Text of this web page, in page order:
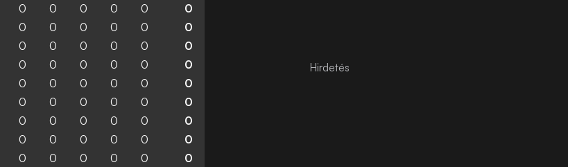
0 0 0 0 0 0
0 0 0 0 0 0
0 0 0 0 0 0
0 0 0 0 0 0
0 0 0 0 0 0
0 0 0 0 0 0
0 0 0 0 0 0
0 0 0 0 0 0
0 0 0 0 0 0